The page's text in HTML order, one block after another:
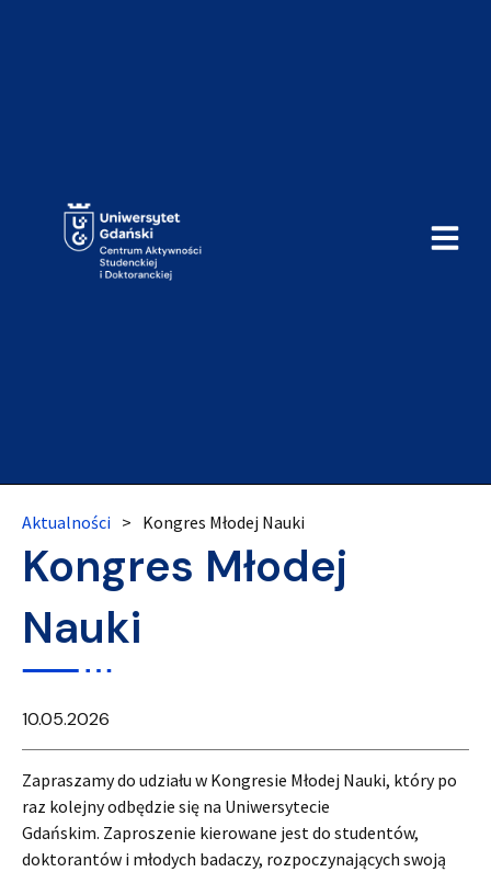
Aktualności > Kongres Młodej Nauki
Kongres Młodej
Nauki
10.05.2026
Zapraszamy do udziału w Kongresie Młodej Nauki, który po
raz kolejny odbędzie się na Uniwersytecie
Gdańskim. Zaproszenie kierowane jest do studentów,
doktorantów i młodych badaczy, rozpoczynających swoją